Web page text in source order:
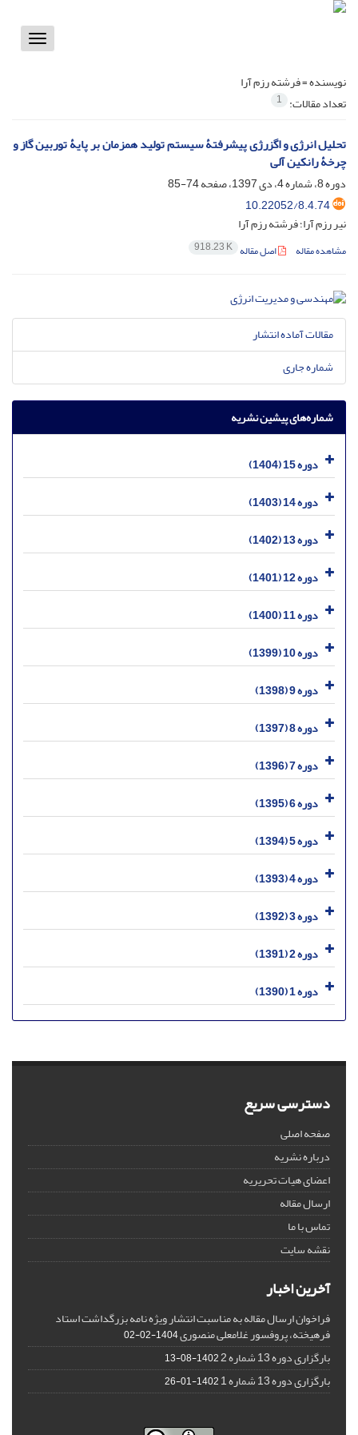
Toggle
نویسنده =فرشته رزم آرا
تعداد مقالات: 1
تحلیل انرژی و اگزرژی پیشرفتۀ سیستم تولید همزمان بر پایۀ توربین گاز و
چرخۀ رانکین آلی
دوره 8، شماره 4، دی 1397، صفحه
74-85
10.22052/8.4.74
نیر رزم آرا؛ فرشته رزم آرا
مشاهده مقاله اصل مقاله 918.23 K
مقالات آماده انتشار
شماره جاری
شماره‌های پیشین نشریه
دوره 15 (1404)
دوره 14 (1403)
دوره 13 (1402)
دوره 12 (1401)
دوره 11 (1400)
دوره 10 (1399)
دوره 9 (1398)
دوره 8 (1397)
دوره 7 (1396)
دوره 6 (1395)
دوره 5 (1394)
دوره 4 (1393)
دوره 3 (1392)
دوره 2 (1391)
دوره 1 (1390)
دسترسی سریع
صفحه اصلی
درباره نشریه
اعضای هیات تحریریه
ارسال مقاله
تماس با ما
نقشه سایت
آخرین اخبار
فراخوان ارسال مقاله به مناسبت انتشار ویژه نامه بزرگداشت استاد
فرهیخته، پروفسور غلامعلی منصوری1404-02-02
بارگزاری دوره 13 شماره 2 1402-08-13
بارگزاری دوره 13 شماره 1 1402-01-26